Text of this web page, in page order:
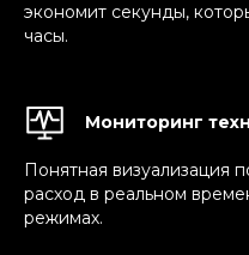
экономит секунды,
часы.
Мониторинг
Понятная визуализация
расход в реальном
режимах.